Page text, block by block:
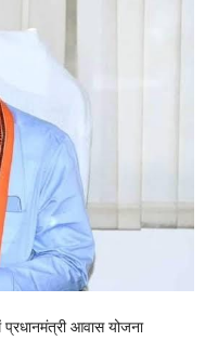
प्रधानमंत्री आवास योजना